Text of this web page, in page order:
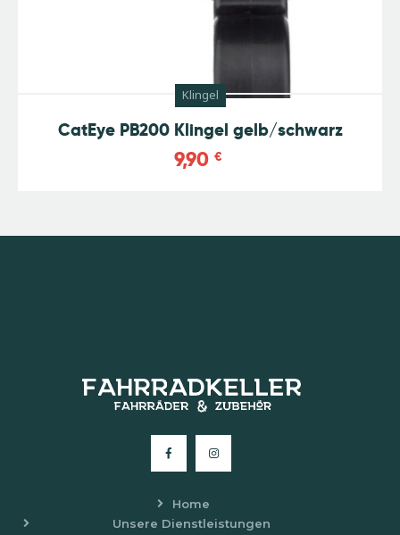
Klingel
CatEye PB200 Klingel gelb/schwarz
9,90 €
Home
Unsere Dienstleistungen